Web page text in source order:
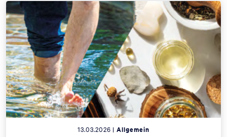
13.03.2026 |Allgemein